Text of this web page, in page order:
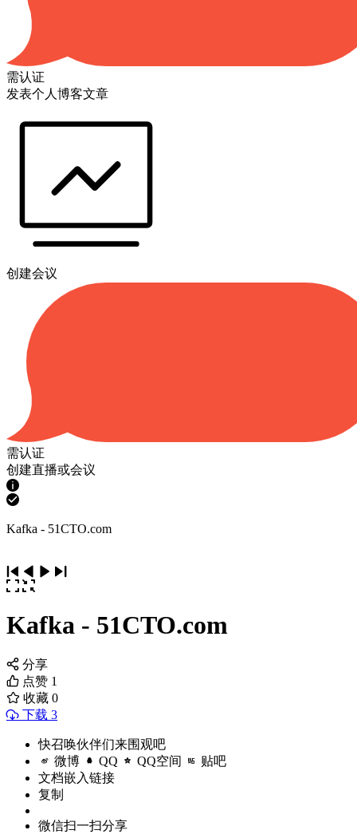
需认证
发表个人博客文章
创建会议
需认证
创建直播或会议
Kafka - 51CTO.com
Kafka - 51CTO.com
分享
点赞 1
收藏 0
下载 3
快召唤伙伴们来围观吧
微博 QQ QQ空间 贴吧
文档嵌入链接
复制
微信扫一扫分享